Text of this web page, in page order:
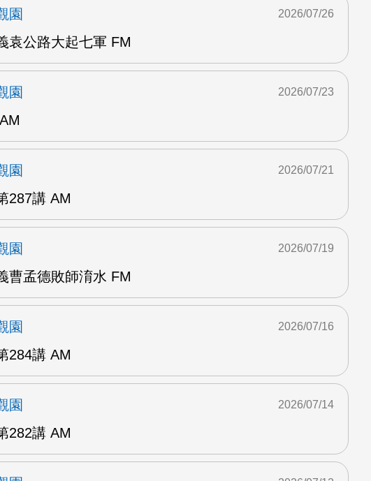
園
袁公路大起七軍 FM
2026/07/26
園
2026/07/23
園
287講 AM
2026/07/21
園
曹孟德敗師淯水 FM
2026/07/19
園
284講 AM
2026/07/16
園
282講 AM
2026/07/14